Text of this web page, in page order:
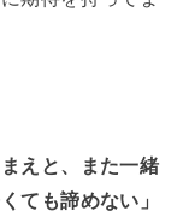
えと、また一緒
ても諦めない」